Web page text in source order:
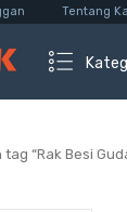
Tentang
“Rak Besi